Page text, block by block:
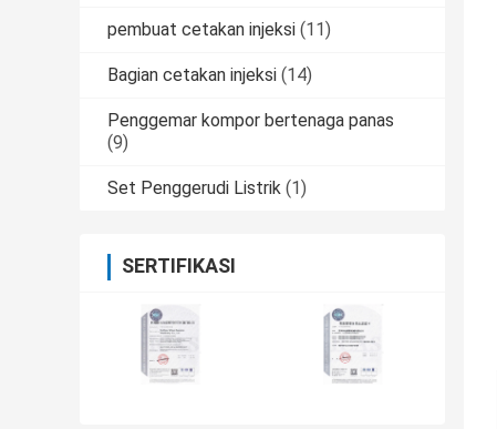
pembuat cetakan injeksi (11)
Bagian cetakan injeksi (14)
Penggemar kompor bertenaga panas
(9)
Set Penggerudi Listrik (1)
SERTIFIKASI